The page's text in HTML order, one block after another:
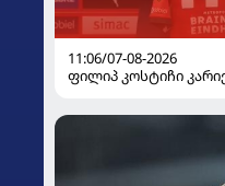
11:06/07-08-2026
ფილიპ კოსტიჩი